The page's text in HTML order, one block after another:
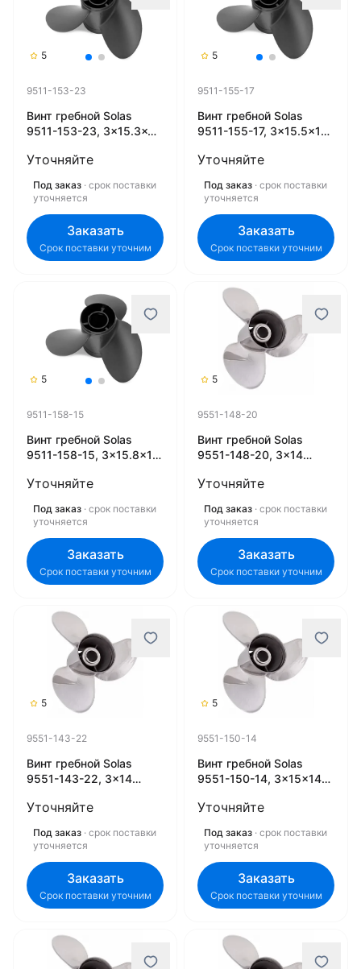
5
9511-153-23
Винт гребной Solas
9511-153-23, 3x15.3x23
Уточняйте
Под заказ · срок поставки
уточняется
Заказать
Срок поставки уточним
5
9511-155-17
Винт гребной Solas
9511-155-17, 3x15.5x17
Уточняйте
Под заказ · срок поставки
уточняется
Заказать
Срок поставки уточним
5
9511-158-15
Винт гребной Solas
9511-158-15, 3x15.8x15
Уточняйте
Под заказ · срок поставки
уточняется
Заказать
Срок поставки уточним
5
9551-148-20
Винт гребной Solas
9551-148-20, 3x14
Уточняйте
Под заказ · срок поставки
уточняется
Заказать
Срок поставки уточним
5
9551-143-22
Винт гребной Solas
9551-143-22, 3x14
Уточняйте
Под заказ · срок поставки
уточняется
Заказать
Срок поставки уточним
5
9551-150-14
Винт гребной Solas
9551-150-14, 3x15x14
Уточняйте
Под заказ · срок поставки
уточняется
Заказать
Срок поставки уточним